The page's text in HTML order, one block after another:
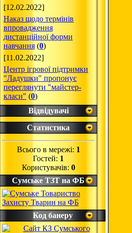
[12.02.2022]
Наказ щодо термінів
впровадження
дистанційної форми
навчання (0)
[11.02.2022]
Центр ігрової підтримки
"Ладушки" пропонує
переглянути "майстер-
класи" (0)
Відвідувачі
Статистика
Всього в мережі: 1
Гостей: 1
Користувачів: 0
Сумське ТЗТ на ФБ
Код банеру